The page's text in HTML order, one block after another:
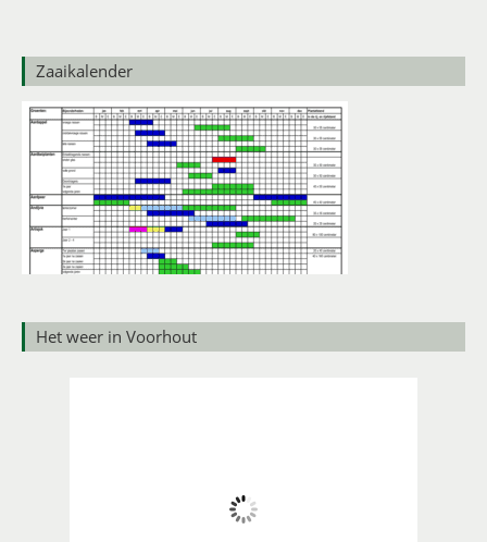
Zaaikalender
Het weer in Voorhout
Wind Gust: